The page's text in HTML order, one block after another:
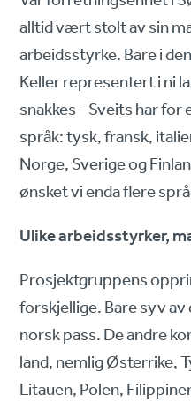
alltid vært stolt av sin
arbeidsstyrke. Bare i
Keller representert i ni
snakkes - Sveits har
språk: tysk, fransk,
Norge, Sverige og
ønsket vi enda flere
Ulike arbeidsstyrker,
Prosjektgruppens
forskjellige. Bare syv
norsk pass. De andre
land, nemlig Østerrike,
Litauen, Polen,